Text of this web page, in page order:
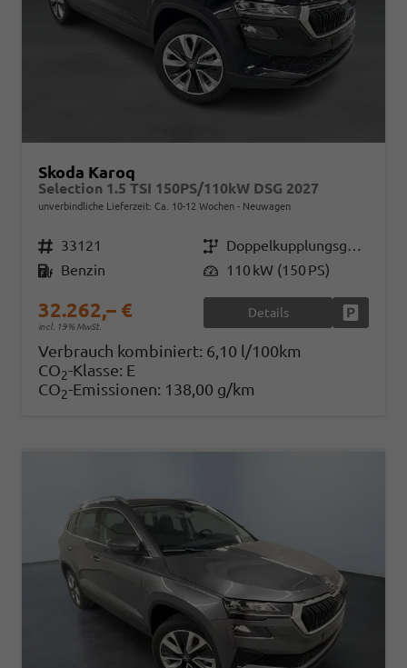
Skoda Karoq
Selection 1.5 TSI 150PS/110kW DSG 2027
unverbindliche Lieferzeit: Ca. 10-12 Wochen Neuwagen
Fahrzeugnr. 33121 Getriebe
Doppelkupplungsgetriebe (DSG)
Kraftstoff Benzin Leistung 110 kW (150 PS)
32.262,– €
incl. 19% MwSt.
Details
Verbrauch kombiniert: 6,10 l/100km
CO2-Klasse: E
CO2-Emissionen: 138,00 g/km